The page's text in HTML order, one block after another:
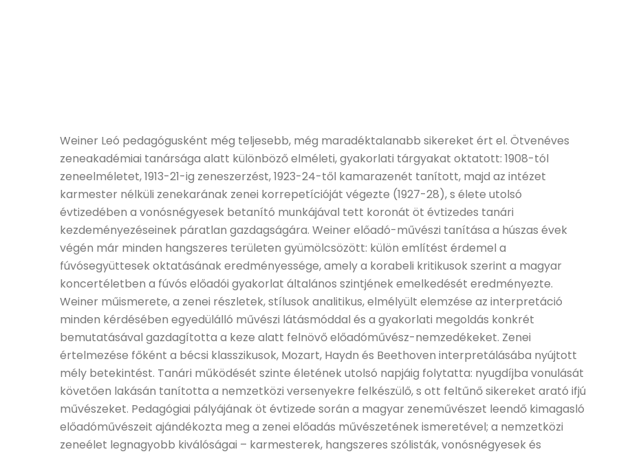
Weiner Leó pedagógusként még teljesebb, még maradéktalanabb sikereket ért el. Ötvenéves
zeneakadémiai tanársága alatt különböző elméleti, gyakorlati tárgyakat oktatott: 1908-tól
zeneelméletet, 1913-21-ig zeneszerzést, 1923-24-től kamarazenét tanított, majd az intézet
karmester nélküli zenekarának zenei korrepetícióját végezte (1927-28), s élete utolsó
évtizedében a vonósnégyesek betanító munkájával tett koronát öt évtizedes tanári
kezdeményezéseinek páratlan gazdagságára. Weiner előadó-művészi tanítása a húszas évek
végén már minden hangszeres területen gyümölcsözött: külön említést érdemel a
fúvósegyüttesek oktatásának eredményessége, amely a korabeli kritikusok szerint a magyar
koncertéletben a fúvós előadói gyakorlat általános szintjének emelkedését eredményezte.
Weiner műismerete, a zenei részletek, stílusok analitikus, elmélyült elemzése az interpretáció
minden kérdésében egyedülálló művészi látásmóddal és a gyakorlati megoldás konkrét
bemutatásával gazdagította a keze alatt felnövő előadóművész-nemzedékeket. Zenei
értelmezése főként a bécsi klasszikusok, Mozart, Haydn és Beethoven interpretálásába nyújtott
mély betekintést. Tanári működését szinte életének utolsó napjáig folytatta: nyugdíjba vonulását
követően lakásán tanította a nemzetközi versenyekre felkészülő, s ott feltűnő sikereket arató ifjú
művészeket. Pedagógiai pályájának öt évtizede során a magyar zeneművészet leendő kimagasló
előadóművészeit ajándékozta meg a zenei előadás művészetének ismeretével; a nemzetközi
zeneélet legnagyobb kiválóságai – karmesterek, hangszeres szólisták, vonósnégyesek és